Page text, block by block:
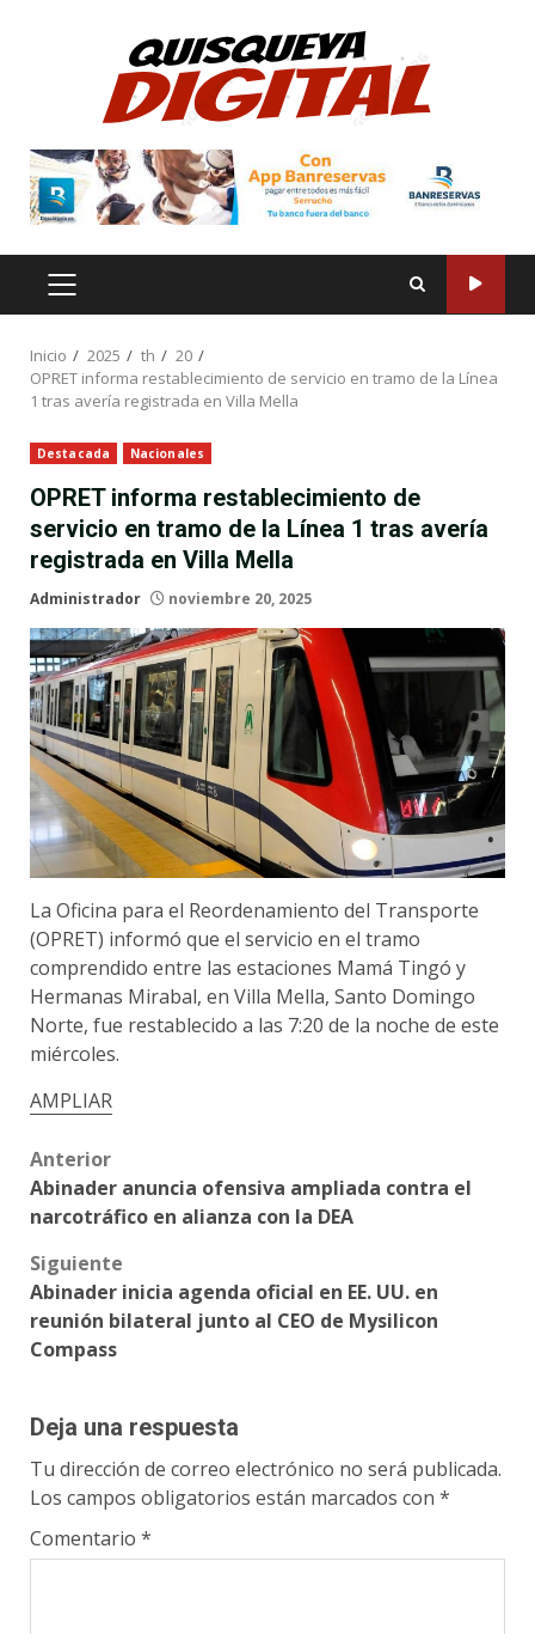
MENÚ
PRINCIPAL
Inicio 2025 th
20
OPRET informa restablecimiento de servicio en tramo de la Línea
1 tras avería registrada en Villa Mella
Destacada Nacionales
OPRET informa restablecimiento de
servicio en tramo de la Línea 1 tras avería
registrada en Villa Mella
Administrador noviembre 20, 2025
La Oficina para el Reordenamiento del Transporte
(OPRET) informó que el servicio en el tramo
comprendido entre las estaciones Mamá Tingó y
Hermanas Mirabal, en Villa Mella, Santo Domingo
Norte, fue restablecido a las 7:20 de la noche de este
miércoles.
AMPLIAR
Post
navigation
Anterior
Abinader anuncia ofensiva ampliada contra el
narcotráfico en alianza con la DEA
Siguiente
Abinader inicia agenda oficial en EE. UU. en
reunión bilateral junto al CEO de Mysilicon
Compass
Deja una respuesta
Tu dirección de correo electrónico no será publicada.
Los campos obligatorios están marcados con *
Comentario *